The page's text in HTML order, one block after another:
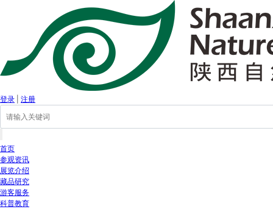
登录 注册
首页
参观资讯
展览介绍
藏品研究
游客服务
科普教育